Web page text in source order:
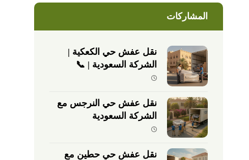
المشاركات
نقل عفش حي الكعكية |
الشركة السعودية | 📞
0540026747
نقل عفش حي النرجس مع
الشركة السعودية
نقل عفش حي حطين مع